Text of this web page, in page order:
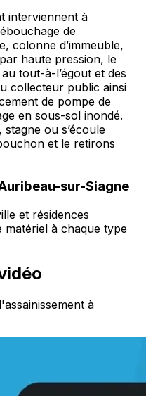
interviennent à
de
colonne d’immeuble,
haute pression, le
tout-à-l’égout et des
collecteur public ainsi
de pompe de
en sous-sol inondé.
ou s’écoule
et le retirons
sur-Siagne
et résidences
à chaque type
à